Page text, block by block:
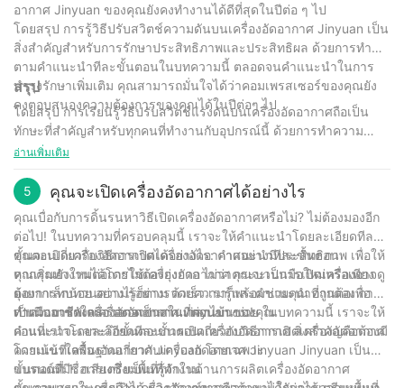
อากาศ Jinyuan ของคุณยังคงทำงานได้ดีที่สุดในปีต่อ ๆ ไป
โดยสรุป การรู้วิธีปรับสวิตช์ความดันบนเครื่องอัดอากาศ Jinyuan เป็น
สิ่งสำคัญสำหรับการรักษาประสิทธิภาพและประสิทธิผล ด้วยการทำ
ตามคำแนะนำทีละขั้นตอนในบทความนี้ ตลอดจนคำแนะนำในการ
บำรุงรักษาเพิ่มเติม คุณสามารถมั่นใจได้ว่าคอมเพรสเซอร์ของคุณยัง
คงตอบสนองความต้องการของคุณได้ในปีต่อๆ ไป
สรุป
โดยสรุป การเรียนรู้วิธีปรับสวิตช์แรงดันบนเครื่องอัดอากาศถือเป็น
ทักษะที่สำคัญสำหรับทุกคนที่ทำงานกับอุปกรณ์นี้ ด้วยการทำความ
เข้าใจกระบวนการและทำการปรับเปลี่ยนที่จำเป็น คุณสามารถมั่นใจ
ประสิทธิผล ในฐานะบริษัทที่มีประสบการณ์ 30 ปีในอุตสาหกรรมนี้
เราทราบถึงความสำคัญของการบำรุงรักษาและการปรับสวิตช์แรงดัน
อย่างเหมาะสมเพื่อให้เครื่องอัดอากาศทำงานได้อย่างราบรื่น เราหวังว่า
คู่มือนี้จะทำให้คุณมีความรู้และความมั่นใจในการปรับเปลี่ยนเหล่านี้ได้
อย่างง่ายดาย โปรดจำไว้ว่า หากคุณรู้สึกไม่แน่ใจเกี่ยวกับการปรับ
เปลี่ยนคอมเพรสเซอร์ วิธีที่ดีที่สุดคือปรึกษาผู้เชี่ยวชาญเพื่อขอความ
ช่วยเหลือ ขอบคุณสำหรับการอ่านและการบีบอัดอย่างมีความสุข!
อ่านเพิ่มเติม
5 คุณจะเปิดเครื่องอัดอากาศได้อย่างไร
คุณเบื่อกับการดิ้นรนหาวิธีเปิดเครื่องอัดอากาศหรือไม่? ไม่ต้องมองอีก
ต่อไป! ในบทความที่ครอบคลุมนี้ เราจะให้คำแนะนำโดยละเอียดทีละ
ขั้นตอนเกี่ยวกับวิธีการเปิดเครื่องอัดอากาศอย่างมีประสิทธิภาพ เพื่อให้
คุณเริ่มทำงานได้โดยไม่ต้องยุ่งยาก ไม่ว่าคุณจะเป็นมือใหม่หรือเพียง
ต้องการทบทวนความรู้อย่างรวดเร็ว เราก็พร้อมช่วยคุณ อ่านต่อเพื่อ
เป็นมืออาชีพเครื่องอัดอากาศในเวลาไม่นาน!
คุณจะเปิดเครื่องอัดอากาศได้อย่างไร: คำแนะนำทีละขั้นตอน
หากคุณยังใหม่ต่อการใช้เครื่องอัดอากาศ กระบวนการเปิดเครื่องอาจดู
ยุ่งยากเล็กน้อย อย่างไรก็ตาม ด้วยความรู้และคำแนะนำที่ถูกต้อง การ
ดำเนินการดังกล่าวอาจเป็นงานที่ค่อนข้างง่าย ในบทความนี้ เราจะให้
คำแนะนำโดยละเอียดทีละขั้นตอนเกี่ยวกับวิธีการเปิดเครื่องอัดอากาศ
โดยเน้นที่เครื่องอัดอากาศ Jinyuan โดยเฉพาะ
ทำความเข้าใจเครื่องอัดอากาศ Jinyuan ของคุณ
ก่อนที่เราจะเจาะลึกขั้นตอนการเปิดเครื่องอัดอากาศ สิ่งสำคัญคือต้องมี
ความเข้าใจพื้นฐานเกี่ยวกับเครื่องอัดอากาศ Jinyuan Jinyuan เป็น
แบรนด์ที่มีชื่อเสียงซึ่งเป็นที่รู้จักในด้านการผลิตเครื่องอัดอากาศ
ขั้นตอนที่ 1: การเตรียมพื้นที่ทำงาน